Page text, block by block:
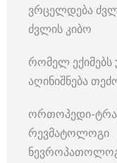
ვრცელდება
ძვლის კიბო
რომელ
აღინიშნება
ორთოპედი-
რევმატოლოგი